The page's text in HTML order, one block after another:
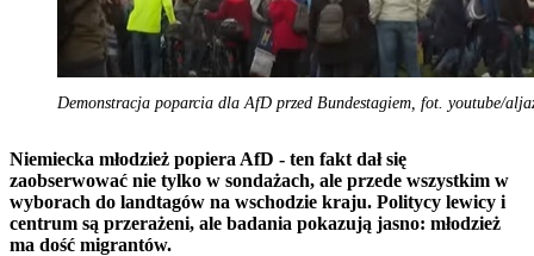
Demonstracja poparcia dla AfD przed Bundestagiem, fot. youtube/
Niemiecka młodzież popiera AfD - ten fakt dał się
zaobserwować nie tylko w sondażach, ale przede wszystkim w
wyborach do landtagów na wschodzie kraju. Politycy lewicy i
centrum są przerażeni, ale badania pokazują jasno: młodzież
ma dość migrantów.